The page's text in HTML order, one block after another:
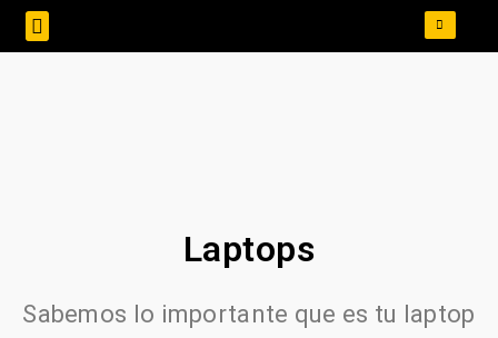
Laptops
Sabemos lo importante que es tu laptop